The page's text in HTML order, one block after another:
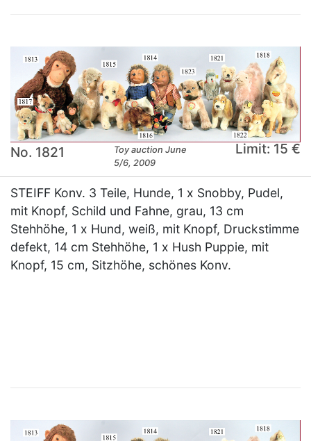
No. 1821
Toy auction June
5/6, 2009
Limit: 15 €
STEIFF Konv. 3 Teile, Hunde, 1 x Snobby, Pudel,
mit Knopf, Schild und Fahne, grau, 13 cm
Stehhöhe, 1 x Hund, weiß, mit Knopf, Druckstimme
defekt, 14 cm Stehhöhe, 1 x Hush Puppie, mit
Knopf, 15 cm, Sitzhöhe, schönes Konv.